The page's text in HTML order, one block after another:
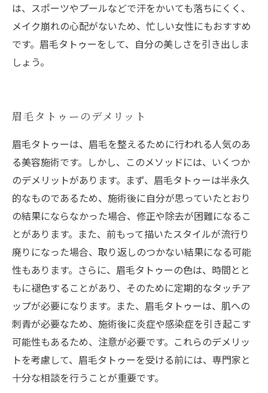
は、スポーツやプールなどで汗をかいても落ちにくく、
メイク崩れの心配がないため、忙しい女性にもおすすめ
です。眉毛タトゥーをして、自分の美しさを引き出しま
しょう。
眉毛タトゥーのデメリット
眉毛タトゥーは、眉毛を整えるために行われる人気のあ
る美容施術です。しかし、このメソッドには、いくつか
のデメリットがあります。まず、眉毛タトゥーは半永久
的なものであるため、施術後に自分が思っていたとおり
の結果にならなかった場合、修正や除去が困難になるこ
とがあります。また、前もって描いたスタイルが流行り
廃りになった場合、取り返しのつかない結果になる可能
性もあります。さらに、眉毛タトゥーの色は、時間とと
もに褪色することがあり、そのために定期的なタッチア
ップが必要になります。また、眉毛タトゥーは、肌への
刺青が必要なため、施術後に炎症や感染症を引き起こす
可能性もあるため、注意が必要です。これらのデメリッ
トを考慮して、眉毛タトゥーを受ける前には、専門家と
十分な相談を行うことが重要です。